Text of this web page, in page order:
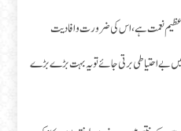
عظیم نعمت ہے، اس کی ضرورت و افادیت
بے احتیاطی برتی جائے تو یہ بہت بڑے بڑے